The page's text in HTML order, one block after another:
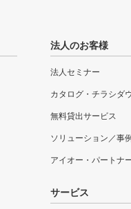
法人のお客様
法人セミナー
カタログ・チラシダ
無料貸出サービス
ソリューション／事例
アイオー・パートナ
サービス